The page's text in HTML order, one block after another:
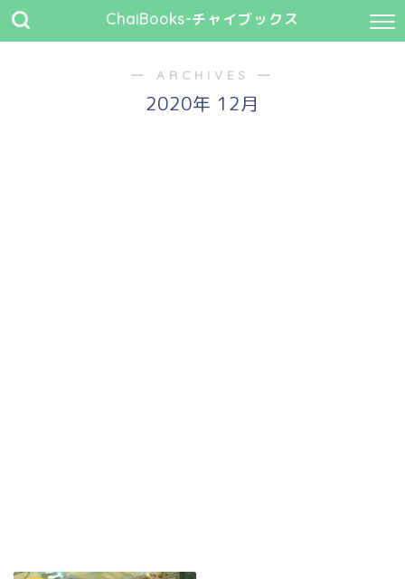
ChaiBooks-チャイブックス
― ARCHIVES ―
2020年 12月